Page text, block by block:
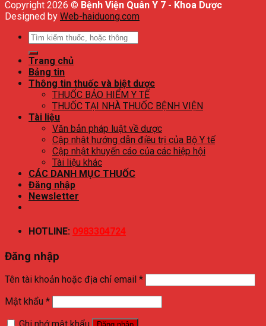
Copyright 2026 © Bệnh Viện Quân Y 7 - Khoa Dược
Designed by Web-haiduong.com
Tìm
kiếm:
Trang chủ
Bảng tin
Thông tin thuốc và biệt dược
THUỐC BẢO HIỂM Y TẾ
THUỐC TẠI NHÀ THUỐC BỆNH VIỆN
Tài liệu
Văn bản pháp luật về dược
Cập nhật hướng dẫn điều trị của Bộ Y tế
Cập nhật khuyến cáo của các hiệp hội
Tài liệu khác
CÁC DANH MỤC THUỐC
Đăng nhập
Newsletter
HOTLINE: 0983304724
Đăng nhập
Tên tài khoản hoặc địa chỉ email *
Mật khẩu *